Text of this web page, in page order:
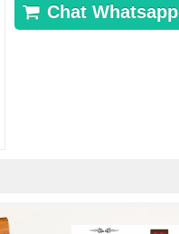
Chat Whatsapp